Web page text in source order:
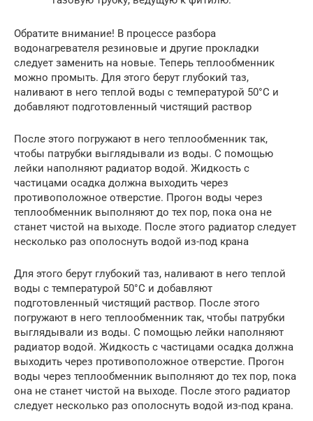
Обратите внимание! В процессе разбора
водонагревателя резиновые и другие прокладки
следует заменить на новые. Теперь теплообменник
можно промыть. Для этого берут глубокий таз,
наливают в него теплой воды с температурой 50°C и
добавляют подготовленный чистящий раствор
После этого погружают в него теплообменник так,
чтобы патрубки выглядывали из воды. С помощью
лейки наполняют радиатор водой. Жидкость с
частицами осадка должна выходить через
противоположное отверстие. Прогон воды через
теплообменник выполняют до тех пор, пока она не
станет чистой на выходе. После этого радиатор следует
несколько раз ополоснуть водой из-под крана
Для этого берут глубокий таз, наливают в него теплой
воды с температурой 50°C и добавляют
подготовленный чистящий раствор. После этого
погружают в него теплообменник так, чтобы патрубки
выглядывали из воды. С помощью лейки наполняют
радиатор водой. Жидкость с частицами осадка должна
выходить через противоположное отверстие. Прогон
воды через теплообменник выполняют до тех пор, пока
она не станет чистой на выходе. После этого радиатор
следует несколько раз ополоснуть водой из-под крана.